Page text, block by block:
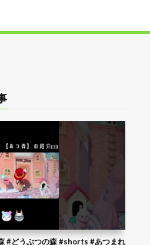
#どうぶつの森 #shorts #あつまれ